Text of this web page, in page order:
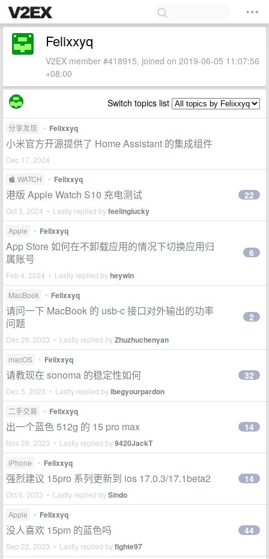
Felixxyq
V2EX member #418915, joined on 2019-06-05 11:07:56
+08:00
Switch topics list
分享发现 • Felixxyq
小米官方开源提供了 Home Assistant 的集成组件
Dec 17, 2024
 WATCH
• Felixxyq
港版 Apple Watch S10 充电测试
Oct 3, 2024 • Lastly replied byfeelinglucky
22
Apple • Felixxyq
App Store 如何在不卸载应用的情况下切换应用归
属账号
Feb 4, 2024 • Lastly replied byheywin
6
MacBook • Felixxyq
请问一下 MacBook 的 usb-c 接口对外输出的功率
问题
Dec 28, 2023 • Lastly replied byZhuzhuchenyan
2
macOS • Felixxyq
请教现在 sonoma 的稳定性如何
Dec 5, 2023 • Lastly replied byibegyourpardon
32
二手交易 • Felixxyq
出一个蓝色 512g 的 15 pro max
Nov 28, 2023 • Lastly replied by9420JackT
14
iPhone • Felixxyq
强烈建议 15pro 系列更新到 ios 17.0.3/17.1beta2
Oct 6, 2023 • Lastly replied bySindo
14
Apple • Felixxyq
没人喜欢 15pm 的蓝色吗
Sep 22, 2023 • Lastly replied byfighte97
44